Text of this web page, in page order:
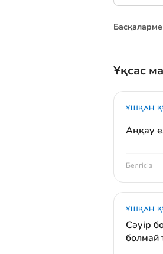
Ұқсас
ҰШҚАН
Аңқау
Белгісіз
ҰШҚАН
Сәуір
болмай